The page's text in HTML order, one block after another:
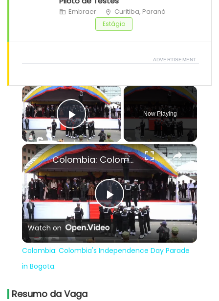
Embraer Curitiba, Paraná
Estágio
ADVERTISEMENT
×
Play Video
Now Playing
×
Play
Video
Colombia: Colombia's Independence Day Parade in Bogota.
Watch on
Colombia: Colombia's Independence Day Parade
in Bogota.
Resumo da Vaga